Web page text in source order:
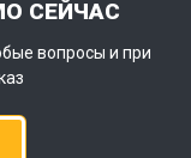
СЕЙЧАС
вопросы и при